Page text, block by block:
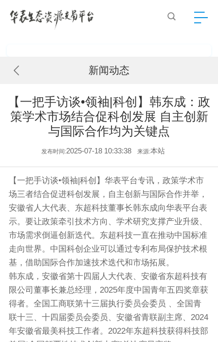
新闻动态
【一把手访谈•领袖|科创】韩东成：政
策学术市场结合促科创发展 自主创新
与国际合作均为关键点
发布时间:2025-07-18 10:33:38 来源:本站
【一把手访谈•领袖|科创】华表平台专讯，政策学术市
场三者结合促进科创发展，自主创新与国际合作并举，
安徽省人大代表、东超科技董事长韩东成向华表平台表
示。要让政策牵引技术方向、学术研究支撑产业升级、
市场需求倒逼创新迭代。东超科技一直在推动中国标准
走向世界。中国科创企业可以通过专利布局保护技术根
基，借助国际合作加速技术迭代和市场拓展。
韩东成，安徽省第十四届人大代表、安徽省东超科技有
限公司董事长兼总经理，2025年度中国青年五四奖章获
得者。全国工商联第十三届执行委员会委员 、全国青
联十三、十四届委员会委员、安徽省青联副主席、2024
年安徽省最美科技工作者。2022年东超科技获得科技部